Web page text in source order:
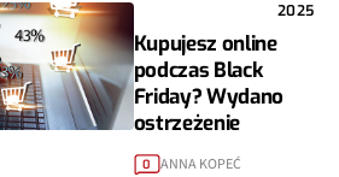
2025
Kupujesz online
podczas Black
Friday? Wydano
ostrzeżenie
0 ANNA KOPEĆ